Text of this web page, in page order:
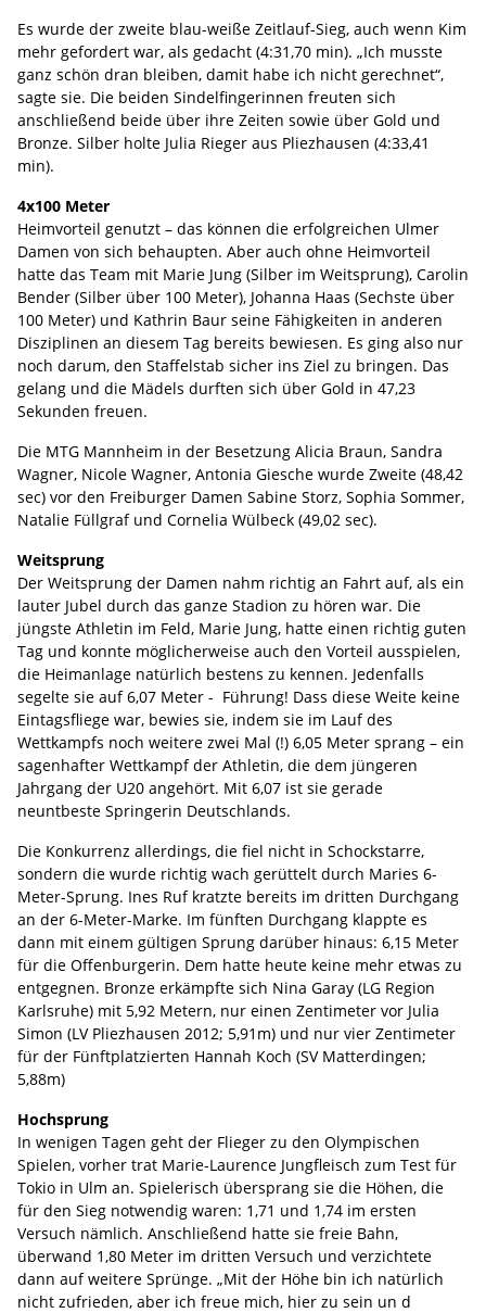
Es wurde der zweite blau-weiße Zeitlauf-Sieg, auch wenn Kim
mehr gefordert war, als gedacht (4:31,70 min). „Ich musste
ganz schön dran bleiben, damit habe ich nicht gerechnet“,
sagte sie. Die beiden Sindelfingerinnen freuten sich
anschließend beide über ihre Zeiten sowie über Gold und
Bronze. Silber holte Julia Rieger aus Pliezhausen (4:33,41
min).
4x100 Meter
Heimvorteil genutzt – das können die erfolgreichen Ulmer
Damen von sich behaupten. Aber auch ohne Heimvorteil
hatte das Team mit Marie Jung (Silber im Weitsprung), Carolin
Bender (Silber über 100 Meter), Johanna Haas (Sechste über
100 Meter) und Kathrin Baur seine Fähigkeiten in anderen
Disziplinen an diesem Tag bereits bewiesen. Es ging also nur
noch darum, den Staffelstab sicher ins Ziel zu bringen. Das
gelang und die Mädels durften sich über Gold in 47,23
Sekunden freuen.
Die MTG Mannheim in der Besetzung Alicia Braun, Sandra
Wagner, Nicole Wagner, Antonia Giesche wurde Zweite (48,42
sec) vor den Freiburger Damen Sabine Storz, Sophia Sommer,
Natalie Füllgraf und Cornelia Wülbeck (49,02 sec).
Weitsprung
Der Weitsprung der Damen nahm richtig an Fahrt auf, als ein
lauter Jubel durch das ganze Stadion zu hören war. Die
jüngste Athletin im Feld, Marie Jung, hatte einen richtig guten
Tag und konnte möglicherweise auch den Vorteil ausspielen,
die Heimanlage natürlich bestens zu kennen. Jedenfalls
segelte sie auf 6,07 Meter - Führung! Dass diese Weite keine
Eintagsfliege war, bewies sie, indem sie im Lauf des
Wettkampfs noch weitere zwei Mal (!) 6,05 Meter sprang – ein
sagenhafter Wettkampf der Athletin, die dem jüngeren
Jahrgang der U20 angehört. Mit 6,07 ist sie gerade
neuntbeste Springerin Deutschlands.
Die Konkurrenz allerdings, die fiel nicht in Schockstarre,
sondern die wurde richtig wach gerüttelt durch Maries 6-
Meter-Sprung. Ines Ruf kratzte bereits im dritten Durchgang
an der 6-Meter-Marke. Im fünften Durchgang klappte es
dann mit einem gültigen Sprung darüber hinaus: 6,15 Meter
für die Offenburgerin. Dem hatte heute keine mehr etwas zu
entgegnen. Bronze erkämpfte sich Nina Garay (LG Region
Karlsruhe) mit 5,92 Metern, nur einen Zentimeter vor Julia
Simon (LV Pliezhausen 2012; 5,91m) und nur vier Zentimeter
für der Fünftplatzierten Hannah Koch (SV Matterdingen;
5,88m)
Hochsprung
In wenigen Tagen geht der Flieger zu den Olympischen
Spielen, vorher trat Marie-Laurence Jungfleisch zum Test für
Tokio in Ulm an. Spielerisch übersprang sie die Höhen, die
für den Sieg notwendig waren: 1,71 und 1,74 im ersten
Versuch nämlich. Anschließend hatte sie freie Bahn,
überwand 1,80 Meter im dritten Versuch und verzichtete
dann auf weitere Sprünge. „Mit der Höhe bin ich natürlich
nicht zufrieden, aber ich freue mich, hier zu sein un d